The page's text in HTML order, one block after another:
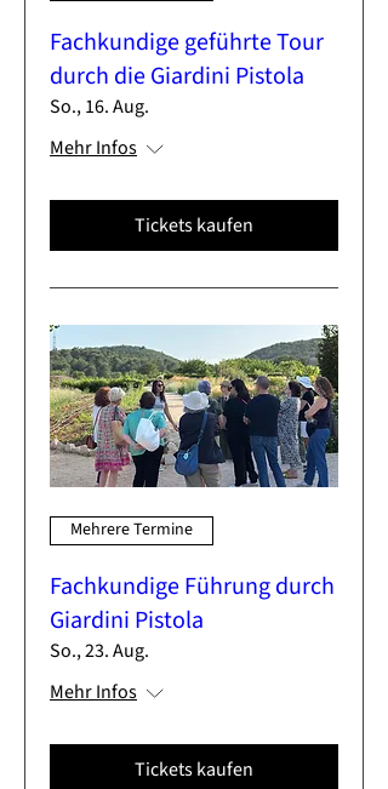
Fachkundige geführte Tour
durch die Giardini Pistola
So., 16. Aug.
Mehr Infos
Tickets kaufen
Mehrere Termine
Fachkundige Führung durch
Giardini Pistola
So., 23. Aug.
Mehr Infos
Tickets kaufen